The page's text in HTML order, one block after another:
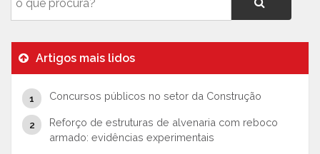
Artigos mais lidos
Concursos públicos no setor da Construção
Reforço de estruturas de alvenaria com reboco
armado: evidências experimentais